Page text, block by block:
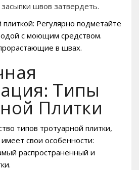
швов затвердеть.
Регулярно подметайте
с моющим средством.
в швах.
Типы
Плитки
типов тротуарной плитки,
свои особенности:
распространенный и